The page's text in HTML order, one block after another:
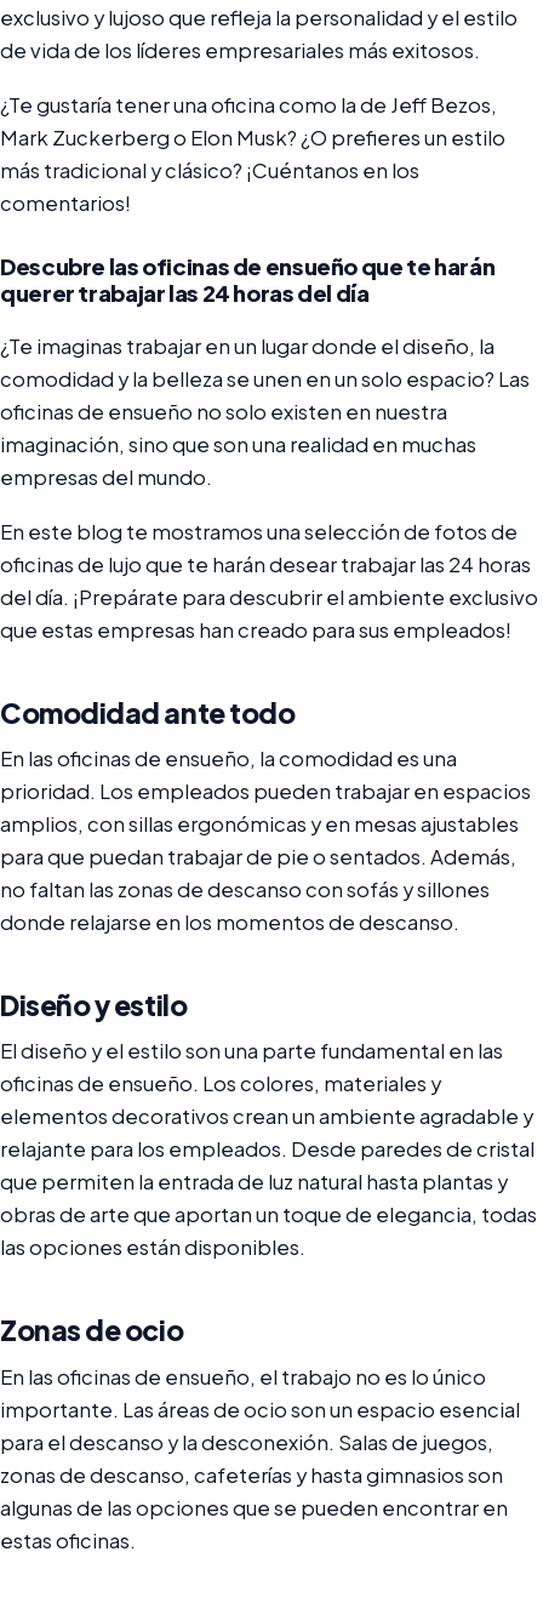
exclusivo y lujoso que refleja la personalidad y el estilo
de vida de los líderes empresariales más exitosos.
¿Te gustaría tener una oficina como la de Jeff Bezos,
Mark Zuckerberg o Elon Musk? ¿O prefieres un estilo
más tradicional y clásico? ¡Cuéntanos en los
comentarios!
Descubre las oficinas de ensueño que te harán
querer trabajar las 24 horas del día
¿Te imaginas trabajar en un lugar donde el diseño, la
comodidad y la belleza se unen en un solo espacio? Las
oficinas de ensueño no solo existen en nuestra
imaginación, sino que son una realidad en muchas
empresas del mundo.
En este blog te mostramos una selección de fotos de
oficinas de lujo que te harán desear trabajar las 24 horas
del día. ¡Prepárate para descubrir el ambiente exclusivo
que estas empresas han creado para sus empleados!
Comodidad ante todo
En las oficinas de ensueño, la comodidad es una
prioridad. Los empleados pueden trabajar en espacios
amplios, con sillas ergonómicas y en mesas ajustables
para que puedan trabajar de pie o sentados. Además,
no faltan las zonas de descanso con sofás y sillones
donde relajarse en los momentos de descanso.
Diseño y estilo
El diseño y el estilo son una parte fundamental en las
oficinas de ensueño. Los colores, materiales y
elementos decorativos crean un ambiente agradable y
relajante para los empleados. Desde paredes de cristal
que permiten la entrada de luz natural hasta plantas y
obras de arte que aportan un toque de elegancia, todas
las opciones están disponibles.
Zonas de ocio
En las oficinas de ensueño, el trabajo no es lo único
importante. Las áreas de ocio son un espacio esencial
para el descanso y la desconexión. Salas de juegos,
zonas de descanso, cafeterías y hasta gimnasios son
algunas de las opciones que se pueden encontrar en
estas oficinas.